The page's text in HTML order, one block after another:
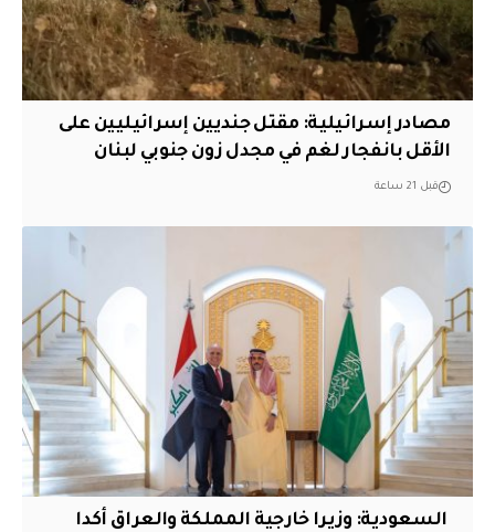
مصادر إسرائيلية: مقتل جنديين إسرائيليين على
الأقل بانفجار لغم في مجدل زون جنوبي لبنان
قبل 21 ساعة
‏ السعودية: وزيرا خارجية المملكة والعراق أكدا